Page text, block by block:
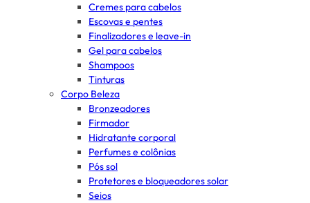
Cremes para cabelos
Escovas e pentes
Finalizadores e leave-in
Gel para cabelos
Shampoos
Tinturas
Corpo Beleza
Bronzeadores
Firmador
Hidratante corporal
Perfumes e colônias
Pós sol
Protetores e bloqueadores solar
Seios